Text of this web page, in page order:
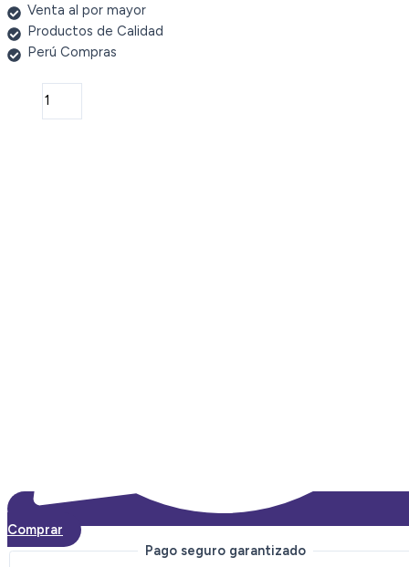
Venta al por mayor
Productos de Calidad
Perú Compras
Comprar
Pago seguro garantizado